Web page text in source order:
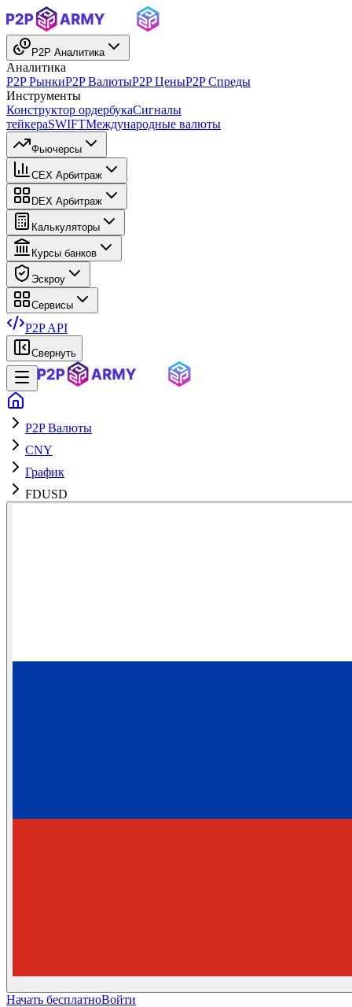
P2P Аналитика
Аналитика
P2P РынкиP2P ВалютыP2P ЦеныP2P Спреды
Инструменты
Конструктор ордербукаСигналы
тейкераSWIFTМеждународные валюты
Фьючерсы
CEX Арбитраж
DEX Арбитраж
Калькуляторы
Курсы банков
Эскроу
Сервисы
P2P API
Свернуть
P2P Валюты
CNY
График
FDUSD
Начать бесплатноВойти